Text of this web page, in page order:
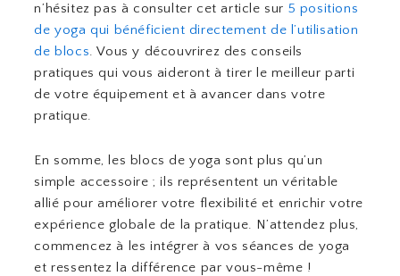
n’hésitez pas à consulter cet article sur 5 positions
de yoga qui bénéficient directement de l’utilisation
de blocs. Vous y découvrirez des conseils
pratiques qui vous aideront à tirer le meilleur parti
de votre équipement et à avancer dans votre
pratique.
En somme, les blocs de yoga sont plus qu’un
simple accessoire ; ils représentent un véritable
allié pour améliorer votre flexibilité et enrichir votre
expérience globale de la pratique. N’attendez plus,
commencez à les intégrer à vos séances de yoga
et ressentez la différence par vous-même !